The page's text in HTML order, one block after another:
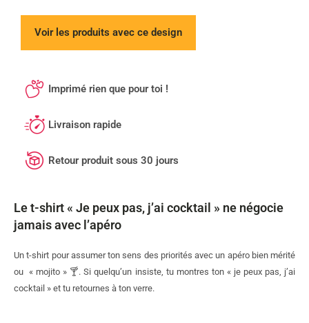
Le t-shirt « Je peux pas, j’ai cocktail » ne négocie
jamais avec l’apéro
Un t-shirt pour assumer ton sens des priorités avec un apéro bien mérité
ou « mojito » 🍸. Si quelqu’un insiste, tu montres ton « je peux pas, j’ai
cocktail » et tu retournes à ton verre.
Voir les produits avec ce design
Imprimé rien que pour toi !
Livraison rapide
Retour produit sous 30 jours